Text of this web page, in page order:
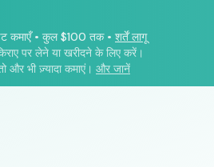
कमाएँ• कुल $100 तक• शर्तें लागू
पर लेने या खरीदने के लिए करें।
भी ज़्यादा कमाएं। और जानें